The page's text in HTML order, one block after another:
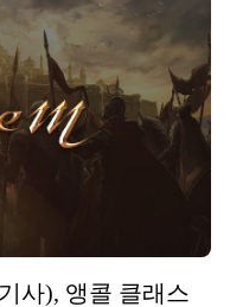
사), 앵콜 클래스